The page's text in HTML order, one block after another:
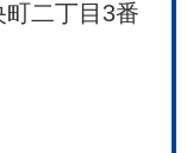
二丁目3番